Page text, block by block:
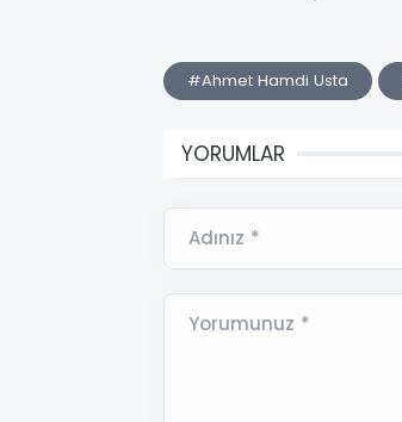
#Ahmet Hamdi Usta
YORUMLAR
Adınız *
Yorumunuz *